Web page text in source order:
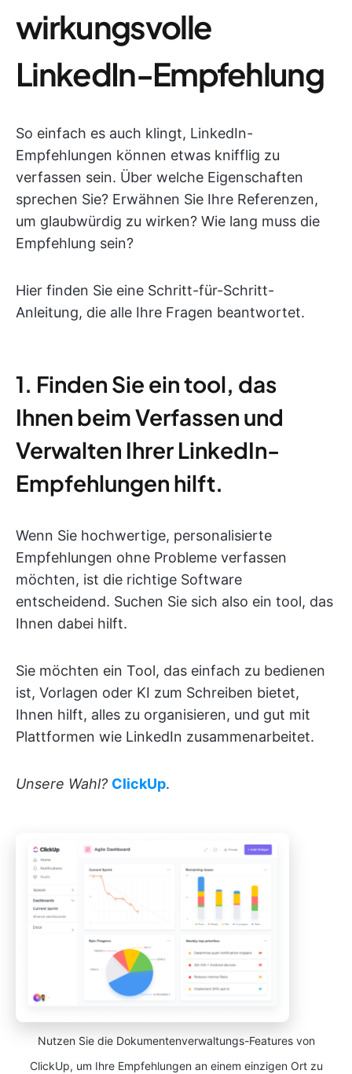
wirkungsvolle
LinkedIn-Empfehlung
So einfach es auch klingt, LinkedIn-
Empfehlungen können etwas knifflig zu
verfassen sein. Über welche Eigenschaften
sprechen Sie? Erwähnen Sie Ihre Referenzen,
um glaubwürdig zu wirken? Wie lang muss die
Empfehlung sein?
Hier finden Sie eine Schritt-für-Schritt-
Anleitung, die alle Ihre Fragen beantwortet.
1. Finden Sie ein tool, das
Ihnen beim Verfassen und
Verwalten Ihrer LinkedIn-
Empfehlungen hilft.
Wenn Sie hochwertige, personalisierte
Empfehlungen ohne Probleme verfassen
möchten, ist die richtige Software
entscheidend. Suchen Sie sich also ein tool, das
Ihnen dabei hilft.
Sie möchten ein Tool, das einfach zu bedienen
ist, Vorlagen oder KI zum Schreiben bietet,
Ihnen hilft, alles zu organisieren, und gut mit
Plattformen wie LinkedIn zusammenarbeitet.
Unsere Wahl? ClickUp.
Nutzen Sie die Dokumentenverwaltungs-Features von
ClickUp, um Ihre Empfehlungen an einem einzigen Ort zu